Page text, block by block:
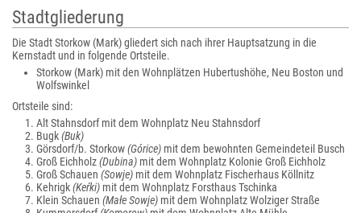
Stadtgliederung
Die Stadt Storkow (Mark) gliedert sich nach ihrer Hauptsatzung in die
Kernstadt und in folgende Ortsteile.
Storkow (Mark) mit den Wohnplätzen Hubertushöhe, Neu Boston und
Wolfswinkel
Ortsteile sind:
Alt Stahnsdorf mit dem Wohnplatz Neu Stahnsdorf
Bugk(Buk)
Görsdorf/b. Storkow(Górice) mit dem bewohnten Gemeindeteil Busch
Groß Eichholz(Dubina) mit dem Wohnplatz Kolonie Groß Eichholz
Groß Schauen (Sowje) mit dem Wohnplatz Fischerhaus Köllnitz
Kehrigk(Keŕki) mit dem Wohnplatz Forsthaus Tschinka
Klein Schauen (Małe Sowje) mit dem Wohnplatz Wolziger Straße